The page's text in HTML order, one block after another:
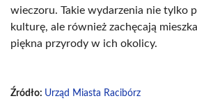
wieczoru. Takie wydarzenia nie tylko
kulturę, ale również zachęcają
piękna przyrody w ich okolicy.
Źródło: Urząd Miasta Racibórz